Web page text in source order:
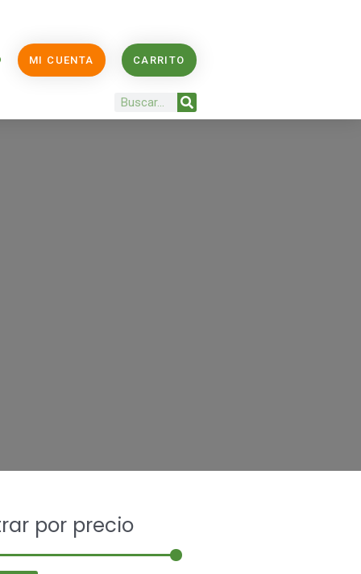
MI CUENTA CARRITO
Buscar
por precio